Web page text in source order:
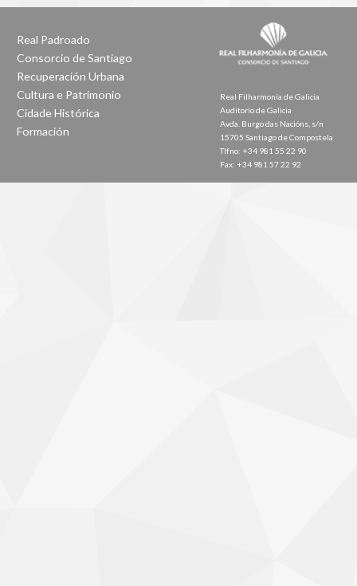
Real Padroado
Consorcio de Santiago
Recuperación Urbana
Cultura e Patrimonio
Cidade Histórica
Formación
Real Filharmonía de Galicia
Auditorio de Galicia
Avda. Burgo das Nacións, s/n
15705 Santiago de Compostela
Tlfno: +34 981 55 22 90
Fax: +34 981 57 22 92